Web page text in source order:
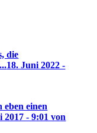
die
18. Juni 2022 -
eben einen
2017 - 9:01 von